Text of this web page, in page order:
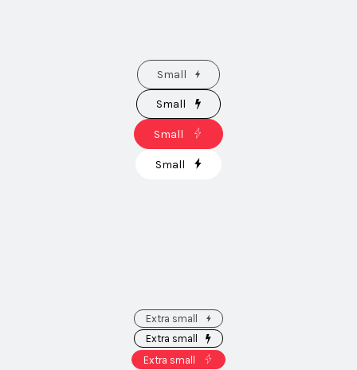
Small
Small
Small
Small
Extra small
Extra small
Extra small